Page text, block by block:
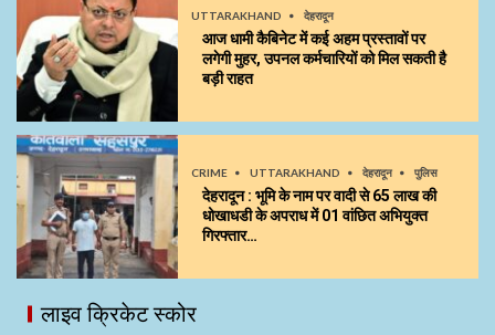
UTTARAKHAND देहरादून
आज धामी कैबिनेट में कई अहम प्रस्तावों पर
लगेगी मुहर, उपनल कर्मचारियों को मिल सकती है
बड़ी राहत
CRIME UTTARAKHAND देहरादून पुलिस
देहरादून : भूमि के नाम पर वादी से 65 लाख की
धोखाधडी के अपराध में 01 वांछित अभियुक्त
गिरफ्तार…
लाइव क्रिकेट स्कोर